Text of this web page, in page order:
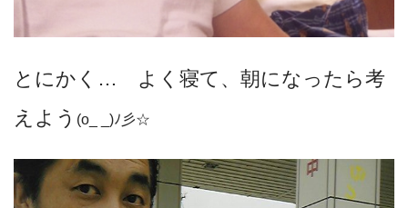
とにかく… よく寝て、朝になったら考
えよう (o_ _)ﾉ彡☆